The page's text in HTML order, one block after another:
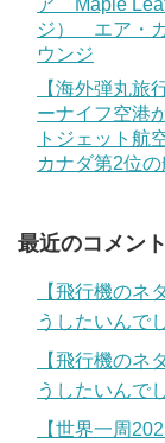
ア Maple
ジ） エア・
ウンジ
【海外弾丸旅
ーナイフ空港
トジェット航
カナダ第2位
最近のコメント
【飛行機の
うしたいんで
【飛行機の
うしたいんで
【世界一周